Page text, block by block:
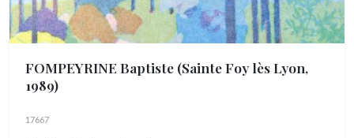
FOMPEYRINE Baptiste (Sainte Foy lès Lyon,
1989)
17667